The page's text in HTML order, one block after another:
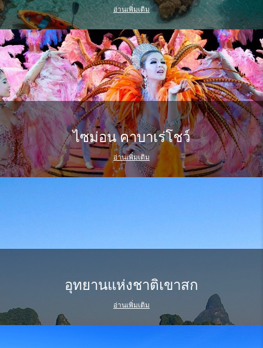
อ่านเพิ่มเติม
ไซม่อน คาบาเร่โชว์
อ่านเพิ่มเติม
อุทยานแห่งชาติเขาสก
อ่านเพิ่มเติม